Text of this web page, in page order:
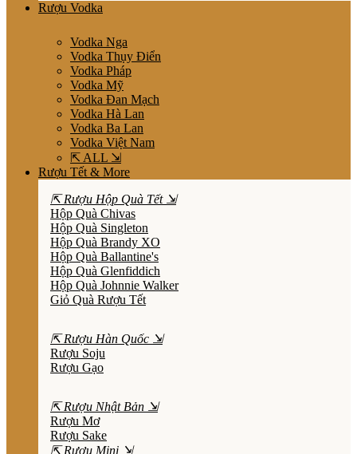
Rượu Vodka
Vodka Nga
Vodka Thụy Điển
Vodka Pháp
Vodka Mỹ
Vodka Đan Mạch
Vodka Hà Lan
Vodka Ba Lan
Vodka Việt Nam
⇱ ALL ⇲
Rượu Tết & More
⇱ Rượu Hộp Quà Tết ⇲
Hộp Quà Chivas
Hộp Quà Singleton
Hộp Quà Brandy XO
Hộp Quà Ballantine's
Hộp Quà Glenfiddich
Hộp Quà Johnnie Walker
Giỏ Quà Rượu Tết
⇱ Rượu Hàn Quốc ⇲
Rượu Soju
Rượu Gạo
⇱ Rượu Nhật Bản ⇲
Rượu Mơ
Rượu Sake
⇱ Rượu Mini ⇲